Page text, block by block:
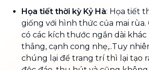
Họa tiết thời kỳ Kỷ Hà: Họa tiết
giống với hình thức của mai rùa.
có các kích thước ngắn dài khác
thẳng, cạnh cong nhẹ,..Tuy
chúng lại để trang trí thì lại tạo